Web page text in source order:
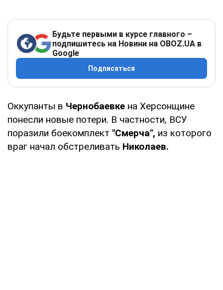
Будьте первыми в курсе главного –
подпишитесь на Новини на OBOZ.UA в
Google
Подписаться
Оккупанты в Чернобаевке на Херсонщине
понесли новые потери. В частности, ВСУ
поразили боекомплект "Смерча", из которого
враг начал обстреливать Николаев.